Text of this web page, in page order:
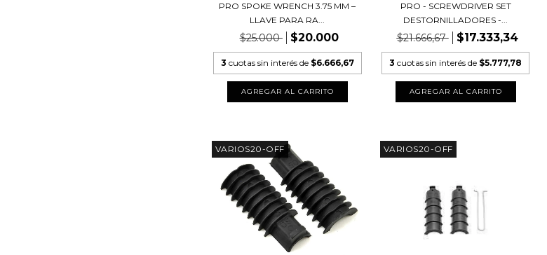
PRO SPOKE WRENCH 3.75 MM –
LLAVE PARA RA...
$25.000 $20.000
3 cuotas sin interés de $6.666,67
PRO - SCREWDRIVER SET
DESTORNILLADORES -...
$21.666,67 $17.333,34
3 cuotas sin interés de $5.777,78
VARIOS20-OFF VARIOS20-OFF